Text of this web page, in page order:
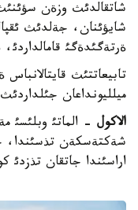
شاتقالدئث وزةن
شايؤئنان، جةلدئث
ةرتةگئدةگئ
تابيعاتتئث
ميلليونداعان
الاكول - الماتئ وبلئسئ
شةكتةسكةن تذسئندا،
اراسئندا جاتقان تذزدئ